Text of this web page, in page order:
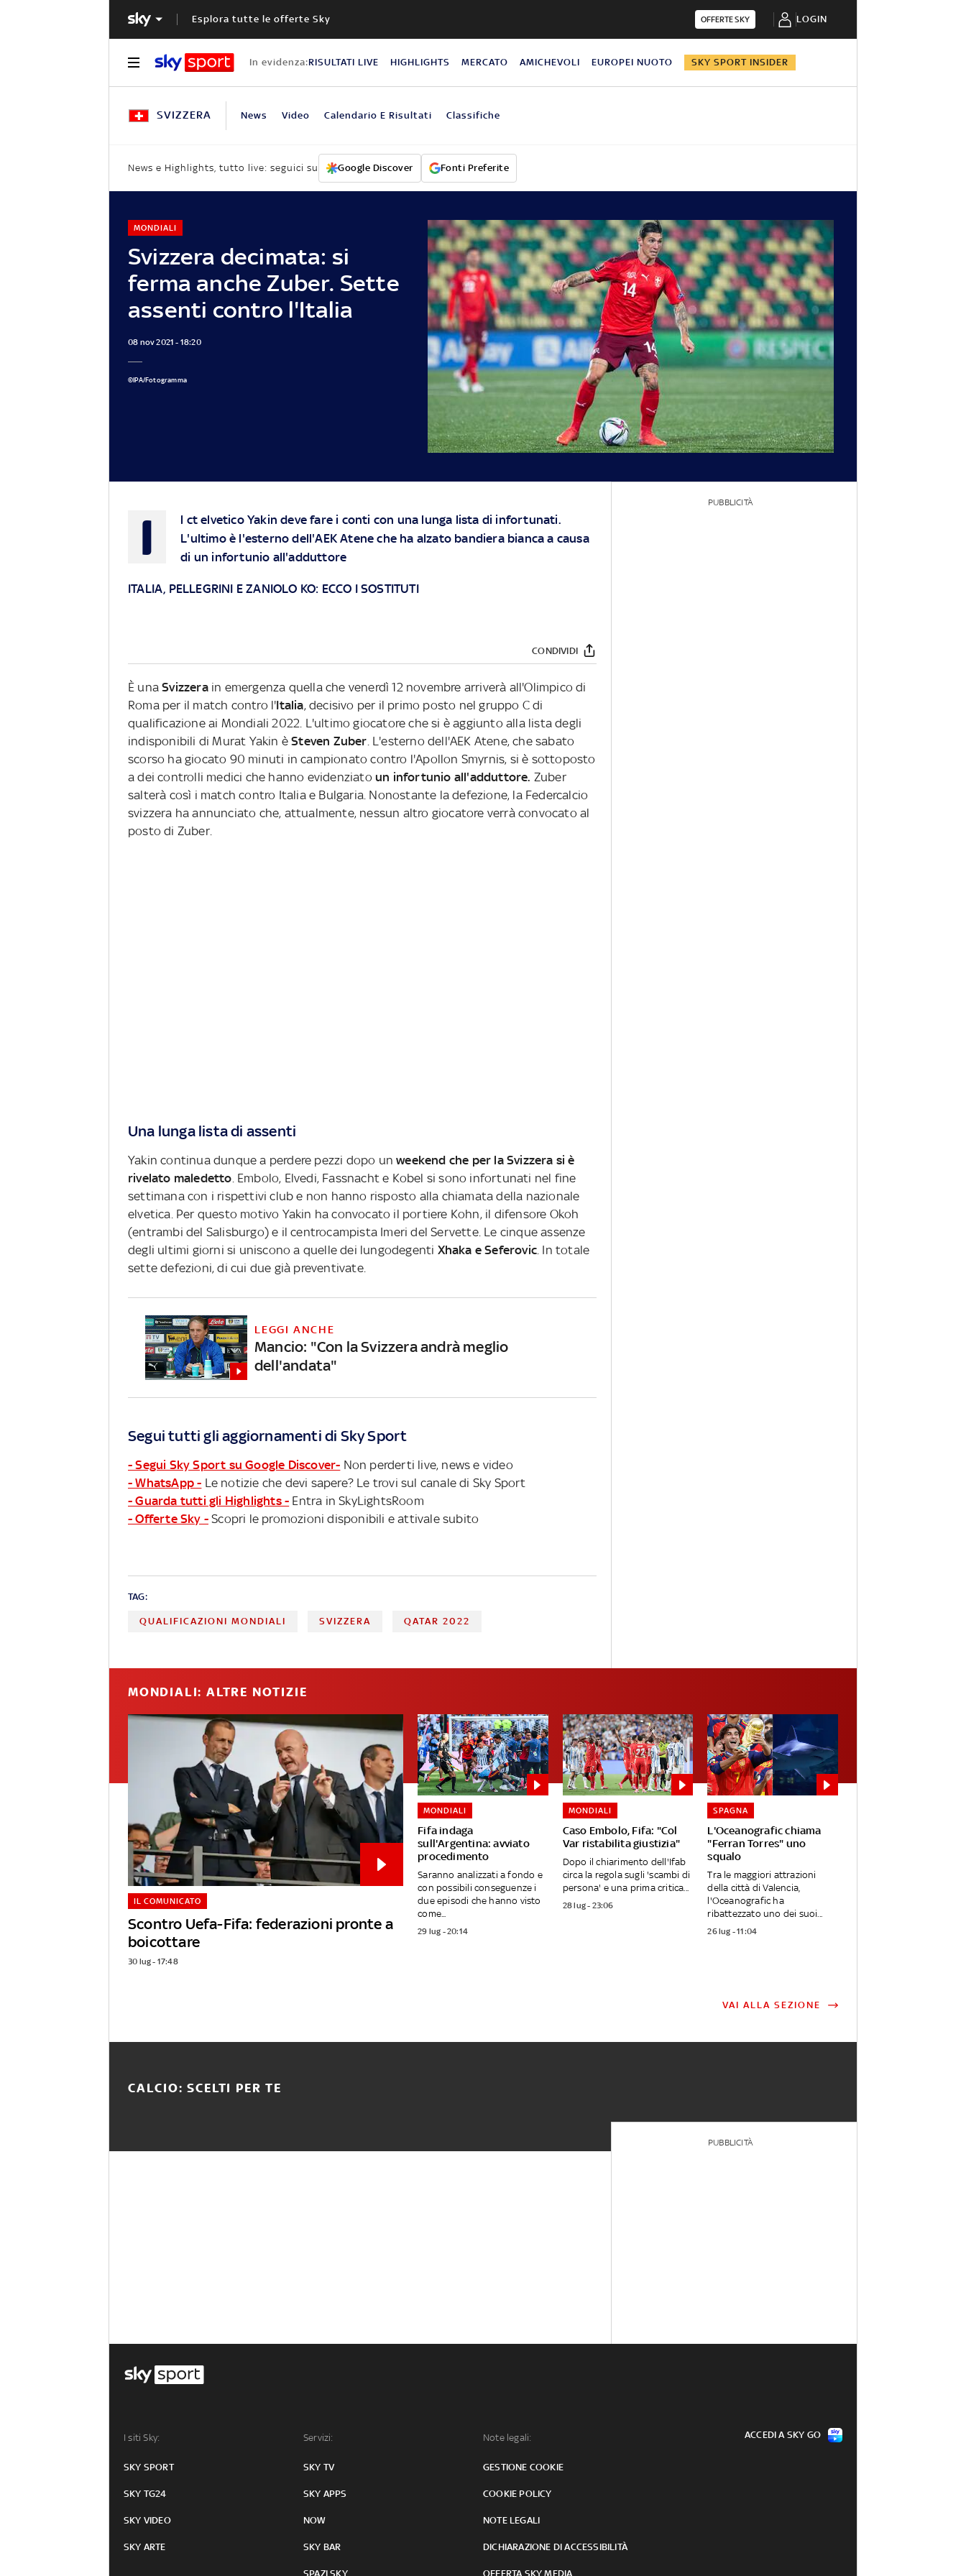
Esplora tutte le offerte Sky OFFERTE SKY LOGIN
In evidenza:RISULTATI LIVE HIGHLIGHTS MERCATO AMICHEVOLI EUROPEI NUOTO SKY SPORT INSIDER
SVIZZERA News Video Calendario E Risultati Classifiche
News e Highlights, tutto live: seguici su Google Discover Fonti Preferite
Svizzera decimata: si
ferma anche Zuber. Sette
assenti contro l'Italia
MONDIALI
08 nov 2021 - 18:20
©IPA/Fotogramma
I
l ct elvetico Yakin deve fare i conti con una lunga lista di infortunati.
L'ultimo è l'esterno dell'AEK Atene che ha alzato bandiera bianca a causa
di un infortunio all'adduttore
ITALIA, PELLEGRINI E ZANIOLO KO: ECCO I SOSTITUTI
CONDIVIDI
È unaSvizzera in emergenza quella che venerdì 12 novembre arriverà all'Olimpico di
Roma per il match contro l'Italia, decisivo per il primo posto nel gruppo C di
qualificazione ai Mondiali 2022. L'ultimo giocatore che si è aggiunto alla lista degli
indisponibili di Murat Yakin èSteven Zuber. L'esterno dell'AEK Atene, che sabato
scorso ha giocato 90 minuti in campionato contro l'Apollon Smyrnis, si è sottoposto
a dei controlli medici che hanno evidenziato un infortunio all'adduttore. Zuber
salterà così i match contro Italia e Bulgaria. Nonostante la defezione, la Federcalcio
svizzera ha annunciato che, attualmente, nessun altro giocatore verrà convocato al
posto di Zuber.
Una lunga lista di assenti
Yakin continua dunque a perdere pezzi dopo un weekend che per la Svizzera si è
rivelato maledetto . Embolo, Elvedi, Fassnacht e Kobel si sono infortunati nel fine
settimana con i rispettivi club e non hanno risposto alla chiamata della nazionale
elvetica. Per questo motivo Yakin ha convocato il portiere Kohn, il difensore Okoh
(entrambi del Salisburgo) e il centrocampista Imeri del Servette. Le cinque assenze
degli ultimi giorni si uniscono a quelle dei lungodegenti Xhaka e Seferovic . In totale
sette defezioni, di cui due già preventivate.
LEGGI ANCHE
Mancio: "Con la Svizzera andrà meglio
dell'andata"
Segui tutti gli aggiornamenti di Sky Sport
- Segui Sky Sport su Google Discover- Non perderti live, news e video
- WhatsApp - Le notizie che devi sapere? Le trovi sul canale di Sky Sport
- Guarda tutti gli Highlights - Entra in SkyLightsRoom
- Offerte Sky - Scopri le promozioni disponibili e attivale subito
TAG:
QUALIFICAZIONI MONDIALI SVIZZERA QATAR 2022
PUBBLICITÀ
MONDIALI: ALTRE NOTIZIE
Scontro Uefa-Fifa: federazioni pronte a
boicottare
IL COMUNICATO
30 lug - 17:48
Fifa indaga
sull'Argentina: avviato
procedimento
MONDIALI
Saranno analizzati a fondo e
con possibili conseguenze i
due episodi che hanno visto
come...
29 lug - 20:14
Caso Embolo, Fifa: "Col
Var ristabilita giustizia"
MONDIALI
Dopo il chiarimento dell'Ifab
circa la regola sugli 'scambi di
persona' e una prima critica...
28 lug - 23:06
L'Oceanografic chiama
"Ferran Torres" uno
squalo
SPAGNA
Tra le maggiori attrazioni
della città di Valencia,
l'Oceanografic ha
ribattezzato uno dei suoi...
26 lug - 11:04
VAI ALLA SEZIONE
CALCIO: SCELTI PER TE
PUBBLICITÀ
I siti Sky:
SKY SPORT
SKY TG24
SKY VIDEO
SKY ARTE
Servizi:
SKY TV
SKY APPS
NOW
SKY BAR
SPAZI SKY
Note legali:
GESTIONE COOKIE
COOKIE POLICY
NOTE LEGALI
DICHIARAZIONE DI ACCESSIBILITÀ
OFFERTA SKY MEDIA
ACCEDI A SKY GO